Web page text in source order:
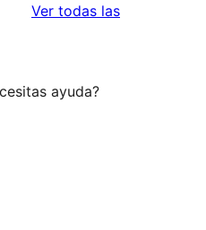
Ver todas lasvaloraciones
ayuda?